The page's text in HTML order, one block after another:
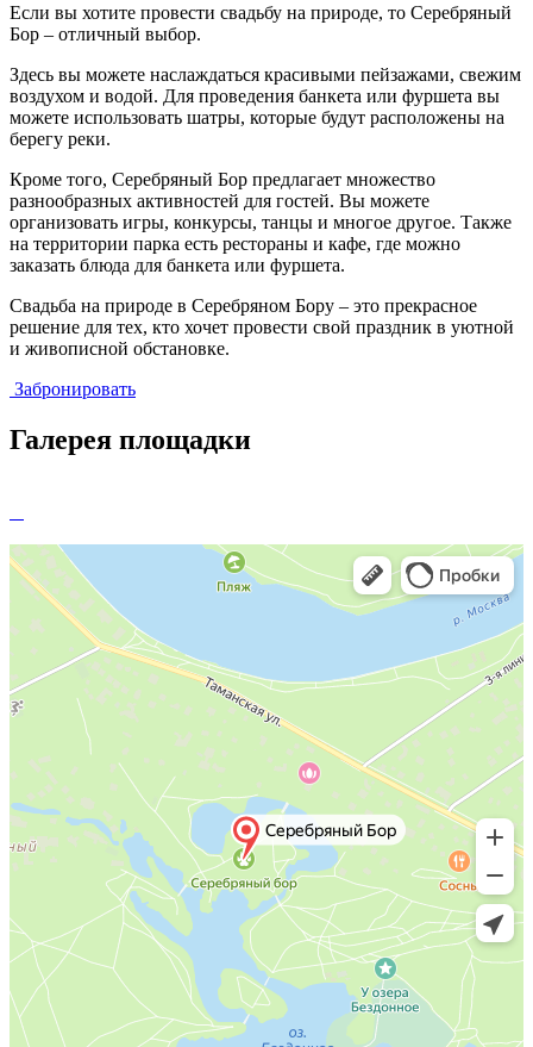
Если вы хотите провести свадьбу на природе, то Серебряный
Бор – отличный выбор.
Здесь вы можете наслаждаться красивыми пейзажами, свежим
воздухом и водой. Для проведения банкета или фуршета вы
можете использовать шатры, которые будут расположены на
берегу реки.
Кроме того, Серебряный Бор предлагает множество
разнообразных активностей для гостей. Вы можете
организовать игры, конкурсы, танцы и многое другое. Также
на территории парка есть рестораны и кафе, где можно
заказать блюда для банкета или фуршета.
Свадьба на природе в Серебряном Бору – это прекрасное
решение для тех, кто хочет провести свой праздник в уютной
и живописной обстановке.
Забронировать
Галерея площадки